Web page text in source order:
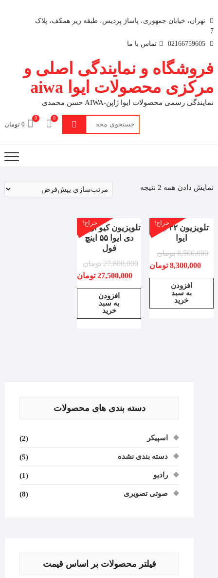
تهران، خیابان جمهوری، پاساژ پردیس، طبقه زیر همکف، پلاک
7
تماس با ما
فروشگاه و نمایندگی اصلی و
مرکزی محصولات ایوا aiwa
نمایندگی رسمی محصولات ایوا ژاپن-AIWA حسن محمدی
جستجو
برای:
0
0 تومان
0
نمایش دادن همه 2 نتیجه
حراج!
تلویزیون ۳۲ اینچ
ایوا
8,500,000 تومان
8,300,000 تومان
افزودن
به سبد
خرید
حراج!
تلویزیون کیو ال یی
دی ایوا ۵۵ اینچ
فول
27,800,000 تومان
27,500,000 تومان
افزودن
به سبد
خرید
دسته بندی های محصولات
اسپیکر (2)
دسته بندی نشده (5)
رادیو (1)
صوتی تصویری (8)
فیلتر محصولات بر اساس قیمت